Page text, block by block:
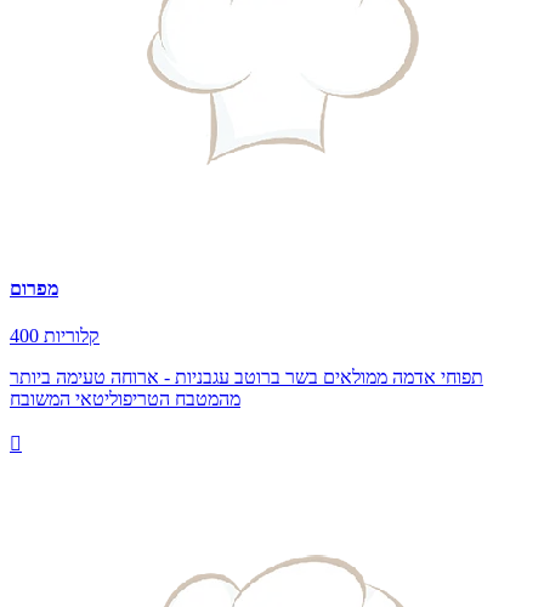
מפרום
400 קלוריות
תפוחי אדמה ממולאים בשר ברוטב עגבניות - ארוחה טעימה ביותר
מהמטבח הטריפוליטאי המשובח
